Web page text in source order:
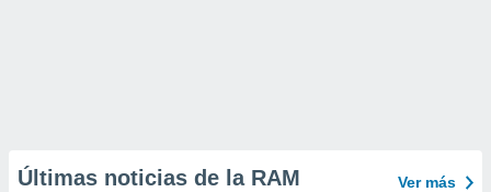
Últimas noticias de la RAM Ver más